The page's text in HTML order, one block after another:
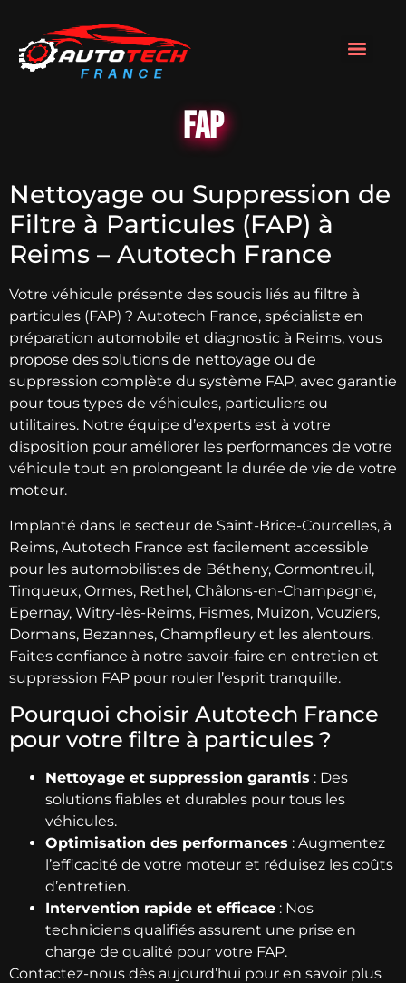
FAP
Nettoyage ou Suppression de
Filtre à Particules (FAP) à
Reims – Autotech France
Votre véhicule présente des soucis liés au filtre à
particules (FAP) ? Autotech France, spécialiste en
préparation automobile et diagnostic à Reims, vous
propose des solutions de nettoyage ou de
suppression complète du système FAP, avec garantie
pour tous types de véhicules, particuliers ou
utilitaires. Notre équipe d’experts est à votre
disposition pour améliorer les performances de votre
véhicule tout en prolongeant la durée de vie de votre
moteur.
Implanté dans le secteur de Saint-Brice-Courcelles, à
Reims, Autotech France est facilement accessible
pour les automobilistes de Bétheny, Cormontreuil,
Tinqueux, Ormes, Rethel, Châlons-en-Champagne,
Epernay, Witry-lès-Reims, Fismes, Muizon, Vouziers,
Dormans, Bezannes, Champfleury et les alentours.
Faites confiance à notre savoir-faire en entretien et
suppression FAP pour rouler l’esprit tranquille.
Pourquoi choisir Autotech France
pour votre filtre à particules ?
Nettoyage et suppression garantis : Des
solutions fiables et durables pour tous les
véhicules.
Optimisation des performances : Augmentez
l’efficacité de votre moteur et réduisez les coûts
d’entretien.
Intervention rapide et efficace : Nos
techniciens qualifiés assurent une prise en
charge de qualité pour votre FAP.
Contactez-nous dès aujourd’hui pour en savoir plus